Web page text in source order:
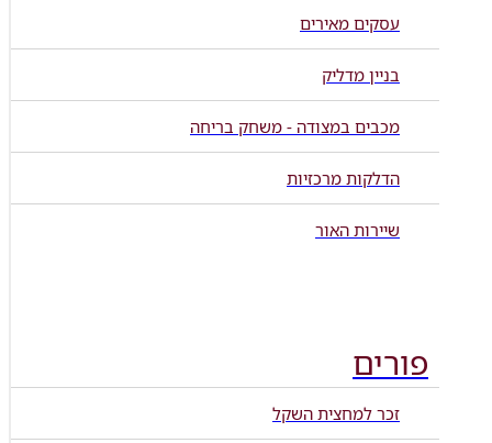
עסקים מאירים
בניין מדליק
מכבים במצודה - משחק בריחה
הדלקות מרכזיות
שיירות האור
פורים
זכר למחצית השקל